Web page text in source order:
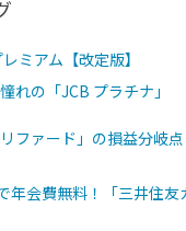
ミアム【改定版】
れの「JCB プラチナ」
リファード」の損益分岐
年会費無料！「三井住友